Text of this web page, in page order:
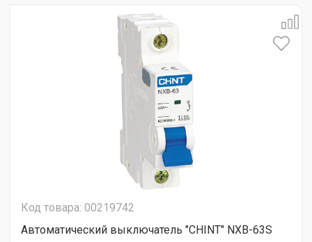
Код товара: 00219742
Автоматический выключатель "CHINT" NXB-63S